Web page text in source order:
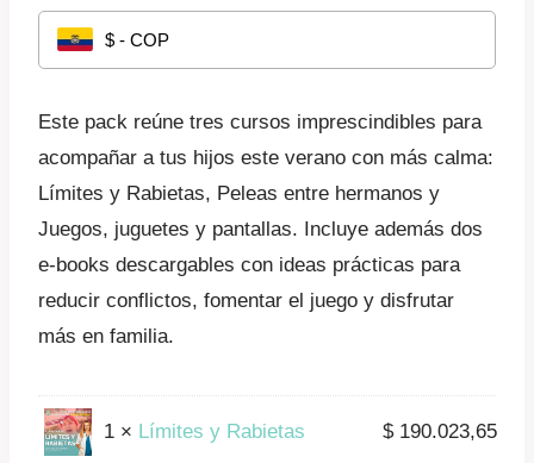
original
era:
actual
es:
$ - COP
Este pack reúne tres cursos imprescindibles para
acompañar a tus hijos este verano con más calma:
Límites y Rabietas, Peleas entre hermanos y
Juegos, juguetes y pantallas. Incluye además dos
e-books descargables con ideas prácticas para
reducir conflictos, fomentar el juego y disfrutar
más en familia.
1 × Límites y Rabietas $190.023,65